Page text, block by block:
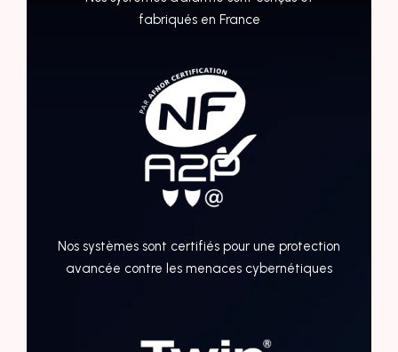
fabriqués en France
Nos systèmes sont certifiés pour une protection
avancée contre les menaces cybernétiques